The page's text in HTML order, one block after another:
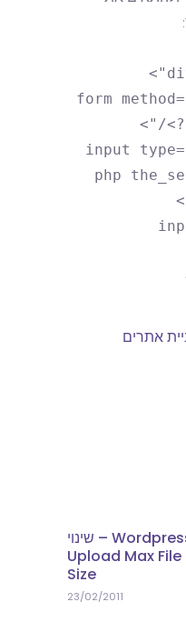
<form
<input
php
אתרים
Wordpress – שינוי
Upload Max File
Size
23/02/2011